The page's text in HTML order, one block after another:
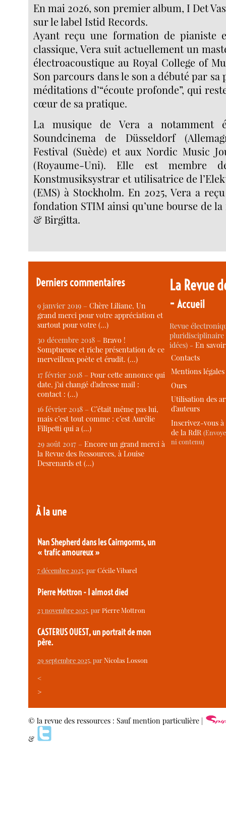
En mai 2026, son premier album, I Det
sur le label Istid Records.
Ayant reçu une formation de pianiste
classique, Vera suit actuellement un
électroacoustique au Royal College of
Son parcours dans le son a débuté par
méditations d’“écoute profonde”, qui
cœur de sa pratique.
La musique de Vera a notamment
Soundcinema de Düsseldorf
Festival (Suède) et aux Nordic Music
(Royaume-Uni). Elle est membre
Konstmusiksystrar et utilisatrice de
(EMS) à Stockholm. En 2025, Vera a
fondation STIM ainsi qu’une bourse de
& Birgitta.
Derniers commentaires
9 janvier 2019 –Chère Liliane, Un
grand merci pour votre appréciation et
surtout pour votre (…)
30 décembre 2018 –Bravo !
Somptueuse et riche présentation de ce
merveilleux poète et érudit. (…)
17 février 2018 –Pour cette annonce qui
date, j’ai changé d’adresse mail :
contact : (…)
16 février 2018 –C’était même pas lui,
mais c’est tout comme : c’est Aurélie
Filipetti qui a (…)
29 août 2017 –Encore un grand merci à
la Revue des Ressources, à Louise
Desrenards et (…)
À la une
Nan Shepherd dans les Cairngorms, un
« trafic amoureux »
7 décembre 2025, parCécile Vibarel
Pierre Mottron - I almost died
23 novembre 2025, parPierre Mottron
CASTERUS OUEST, un portrait de mon
père.
29 septembre 2025, parNicolas Losson
<
>
La Revue
-Accueil
Revue
idées) -En
Contacts
Mentions légales
Ours
Utilisation des
d’auteurs
Inscrivez-vous
de la RdR
ni contenu)
© la revue des ressources : Sauf mention particulière |
&